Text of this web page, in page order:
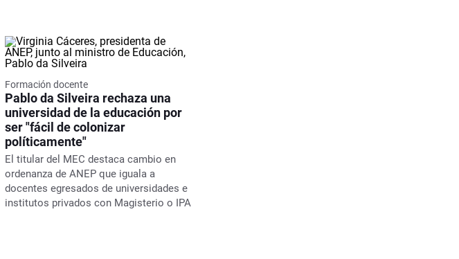
Formación docente
Pablo da Silveira rechaza una
universidad de la educación por
ser "fácil de colonizar
políticamente"
El titular del MEC destaca cambio en
ordenanza de ANEP que iguala a
docentes egresados de universidades e
institutos privados con Magisterio o IPA